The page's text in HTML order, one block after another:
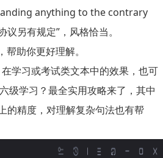
anything to the contrary
另有规定”，风格恰当。
助你更好理解。
学习或考试类文本中的效果，也可
级学习？最全实用攻略来了 ，其中
的精度，对理解复杂句法也有帮